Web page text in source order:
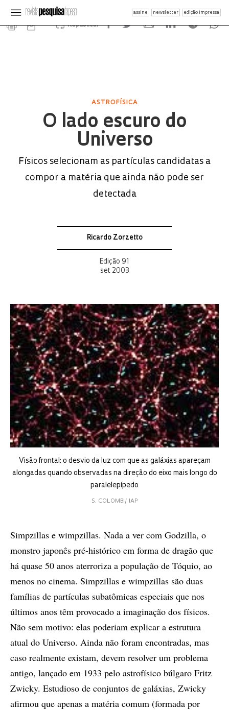
assine newsletter edição impressa
Republicar
ASTROFÍSICA
O lado escuro do
Universo
Físicos selecionam as partículas candidatas a
compor a matéria que ainda não pode ser
detectada
Ricardo Zorzetto
Edição 91
set 2003
Visão frontal: o desvio da luz com que as galáxias apareçam
alongadas quando observadas na direção do eixo mais longo do
paralelepípedo
S. COLOMBI/ IAP
Simpzillas e wimpzillas. Nada a ver com Godzilla, o
monstro japonês pré-histórico em forma de dragão que
há quase 50 anos aterroriza a população de Tóquio, ao
menos no cinema. Simpzillas e wimpzillas são duas
famílias de partículas subatômicas especiais que nos
últimos anos têm provocado a imaginação dos físicos.
Não sem motivo: elas poderiam explicar a estrutura
atual do Universo. Ainda não foram encontradas, mas
caso realmente existam, devem resolver um problema
antigo, lançado em 1933 pelo astrofísico búlgaro Fritz
Zwicky. Estudioso de conjuntos de galáxias, Zwicky
afirmou que apenas a matéria comum (formada por